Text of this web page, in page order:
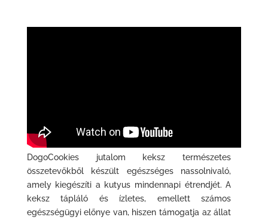
DogoCookies jutalom keksz természetes
összetevőkből készült egészséges nassolnivaló,
amely kiegészíti a kutyus mindennapi étrendjét. A
keksz tápláló és ízletes, emellett számos
egészségügyi előnye van, hiszen támogatja az állat